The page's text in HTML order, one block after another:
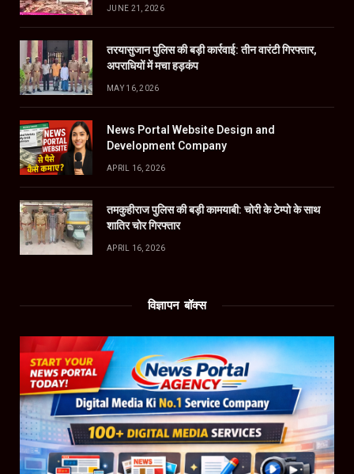
JUNE 21, 2026
तरयासुजान पुलिस की बड़ी कार्रवाई: तीन वारंटी गिरफ्तार,
अपराधियों में मचा हड़कंप
MAY 16, 2026
News Portal Website Design and
Development Company
APRIL 16, 2026
तमकुहीराज पुलिस की बड़ी कामयाबी: चोरी के टेम्पो के साथ
शातिर चोर गिरफ्तार
APRIL 16, 2026
विज्ञापन बॉक्स